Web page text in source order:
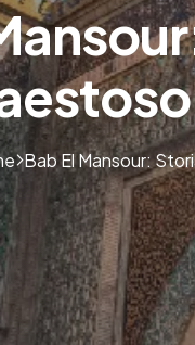
Bab El Mansour: